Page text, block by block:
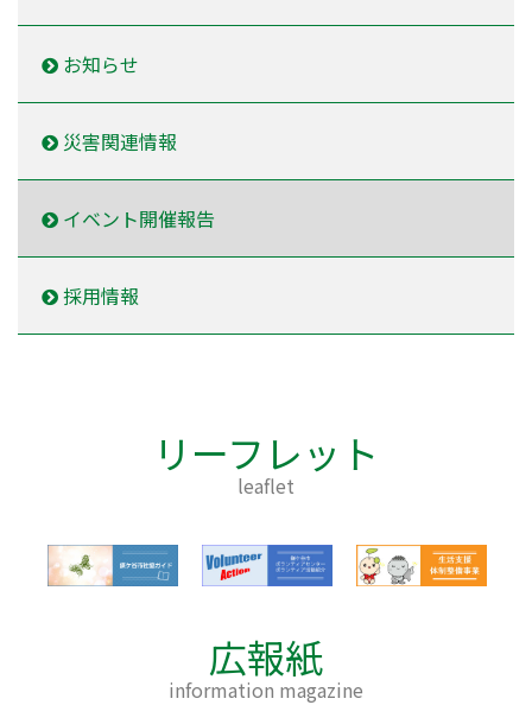
お知らせ
災害関連情報
イベント開催報告
採用情報
リーフレット
leaflet
広報紙
information magazine